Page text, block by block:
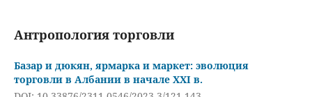
Антропология торговли
Базар и дюкян, ярмарка и маркет: эволюция
торговли в Албании в начале XXI в.